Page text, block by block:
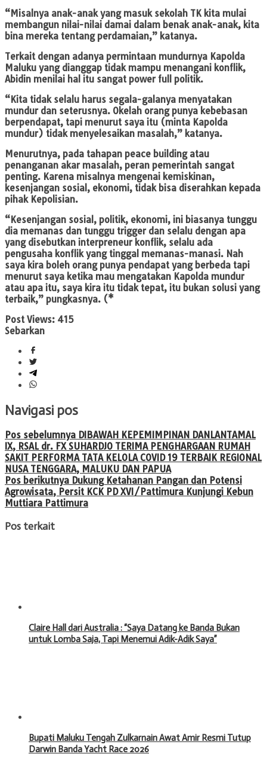
“Misalnya anak-anak yang masuk sekolah TK kita mulai
membangun nilai-nilai damai dalam benak anak-anak, kita
bina mereka tentang perdamaian,” katanya.
Terkait dengan adanya permintaan mundurnya Kapolda
Maluku yang dianggap tidak mampu menangani konflik,
Abidin menilai hal itu sangat power full politik.
“Kita tidak selalu harus segala-galanya menyatakan
mundur dan seterusnya. Okelah orang punya kebebasan
berpendapat, tapi menurut saya itu (minta Kapolda
mundur) tidak menyelesaikan masalah,” katanya.
Menurutnya, pada tahapan peace building atau
penanganan akar masalah, peran pemerintah sangat
penting. Karena misalnya mengenai kemiskinan,
kesenjangan sosial, ekonomi, tidak bisa diserahkan kepada
pihak Kepolisian.
“Kesenjangan sosial, politik, ekonomi, ini biasanya tunggu
dia memanas dan tunggu trigger dan selalu dengan apa
yang disebutkan interpreneur konflik, selalu ada
pengusaha konflik yang tinggal memanas-manasi. Nah
saya kira boleh orang punya pendapat yang berbeda tapi
menurut saya ketika mau mengatakan Kapolda mundur
atau apa itu, saya kira itu tidak tepat, itu bukan solusi yang
terbaik,” pungkasnya. (*
Post Views: 415
Sebarkan
Navigasi pos
Pos sebelumnya DIBAWAH KEPEMIMPINAN DANLANTAMAL
IX, RSAL dr. FX SUHARDJO TERIMA PENGHARGAAN RUMAH
SAKIT PERFORMA TATA KELOLA COVID 19 TERBAIK REGIONAL
NUSA TENGGARA, MALUKU DAN PAPUA
Pos berikutnya Dukung Ketahanan Pangan dan Potensi
Agrowisata, Persit KCK PD XVI/Pattimura Kunjungi Kebun
Muttiara Pattimura
Pos terkait
Claire Hall dari Australia : “Saya Datang ke Banda Bukan
untuk Lomba Saja, Tapi Menemui Adik-Adik Saya”
Bupati Maluku Tengah Zulkarnain Awat Amir Resmi Tutup
Darwin Banda Yacht Race 2026